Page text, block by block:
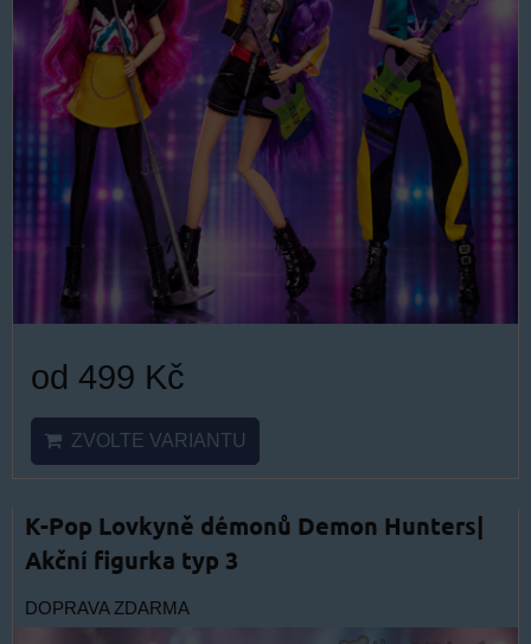
od 499 Kč
ZVOLTE VARIANTU
K-Pop Lovkyně démonů Demon Hunters|
Akční figurka typ 3
DOPRAVA ZDARMA